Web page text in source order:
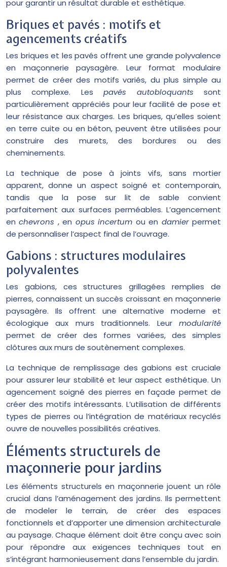
pour garantir un résultat durable et esthétique.
Briques et pavés : motifs et
agencements créatifs
Les briques et les pavés offrent une grande polyvalence
en maçonnerie paysagère. Leur format modulaire
permet de créer des motifs variés, du plus simple au
plus complexe. Lespavés autobloquantssont
particulièrement appréciés pour leur facilité de pose et
leur résistance aux charges. Les briques, qu’elles soient
en terre cuite ou en béton, peuvent être utilisées pour
construire des murets, des bordures ou des
cheminements.
La technique de pose à joints vifs, sans mortier
apparent, donne un aspect soigné et contemporain,
tandis que la pose sur lit de sable convient
parfaitement aux surfaces perméables. L’agencement
enchevrons , en opus incertum ou en damierpermet
de personnaliser l’aspect final de l’ouvrage.
Gabions : structures modulaires
polyvalentes
Les gabions, ces structures grillagées remplies de
pierres, connaissent un succès croissant en maçonnerie
paysagère. Ils offrent une alternative moderne et
écologique aux murs traditionnels. Leur modularité
permet de créer des formes variées, des simples
clôtures aux murs de soutènement complexes.
La technique de remplissage des gabions est cruciale
pour assurer leur stabilité et leur aspect esthétique. Un
agencement soigné des pierres en façade permet de
créer des motifs intéressants. L’utilisation de différents
types de pierres ou l’intégration de matériaux recyclés
ouvre de nouvelles possibilités créatives.
Éléments structurels de
maçonnerie pour jardins
Les éléments structurels en maçonnerie jouent un rôle
crucial dans l’aménagement des jardins. Ils permettent
de modeler le terrain, de créer des espaces
fonctionnels et d’apporter une dimension architecturale
au paysage. Chaque élément doit être conçu avec soin
pour répondre aux exigences techniques tout en
s’intégrant harmonieusement dans l’ensemble du jardin.